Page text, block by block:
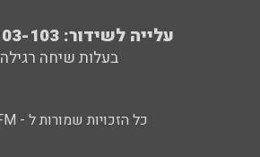
עלייה לשידור: 0552-103-103
בעלות שיחה רגילה
כל הזכויות שמורות ל - 103FM